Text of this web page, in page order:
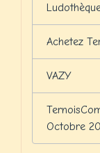
Achetez
VAZY
Octobre